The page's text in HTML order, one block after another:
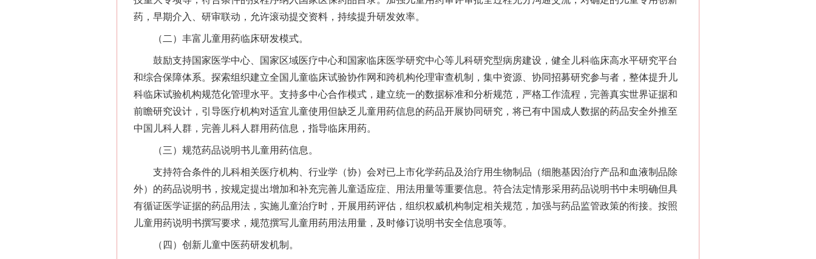
药，早期介入、研审联动，允许滚动提交资料，持续提升研发效率。
（二）丰富儿童用药临床研发模式。
鼓励支持国家医学中心、国家区域医疗中心和国家临床医学研究中心等儿科研究型病房建设，健全儿科临床高水平研究平台
和综合保障体系。探索组织建立全国儿童临床试验协作网和跨机构伦理审查机制，集中资源、协同招募研究参与者，整体提升儿
科临床试验机构规范化管理水平。支持多中心合作模式，建立统一的数据标准和分析规范，严格工作流程，完善真实世界证据和
前瞻研究设计，引导医疗机构对适宜儿童使用但缺乏儿童用药信息的药品开展协同研究，将已有中国成人数据的药品安全外推至
中国儿科人群，完善儿科人群用药信息，指导临床用药。
（三）规范药品说明书儿童用药信息。
支持符合条件的儿科相关医疗机构、行业学（协）会对已上市化学药品及治疗用生物制品（细胞基因治疗产品和血液制品除
外）的药品说明书，按规定提出增加和补充完善儿童适应症、用法用量等重要信息。符合法定情形采用药品说明书中未明确但具
有循证医学证据的药品用法，实施儿童治疗时，开展用药评估，组织权威机构制定相关规范，加强与药品监管政策的衔接。按照
儿童用药说明书撰写要求，规范撰写儿童用药用法用量，及时修订说明书安全信息项等。
（四）创新儿童中医药研发机制。